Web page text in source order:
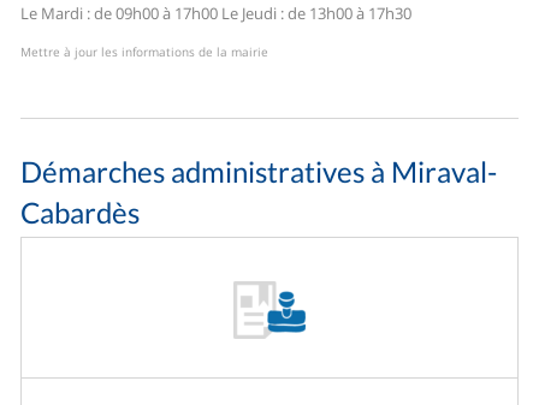
Le Mardi : de 09h00 à 17h00 Le Jeudi : de 13h00 à 17h30
Mettre à jour les informations de la mairie
Démarches administratives à Miraval-
Cabardès